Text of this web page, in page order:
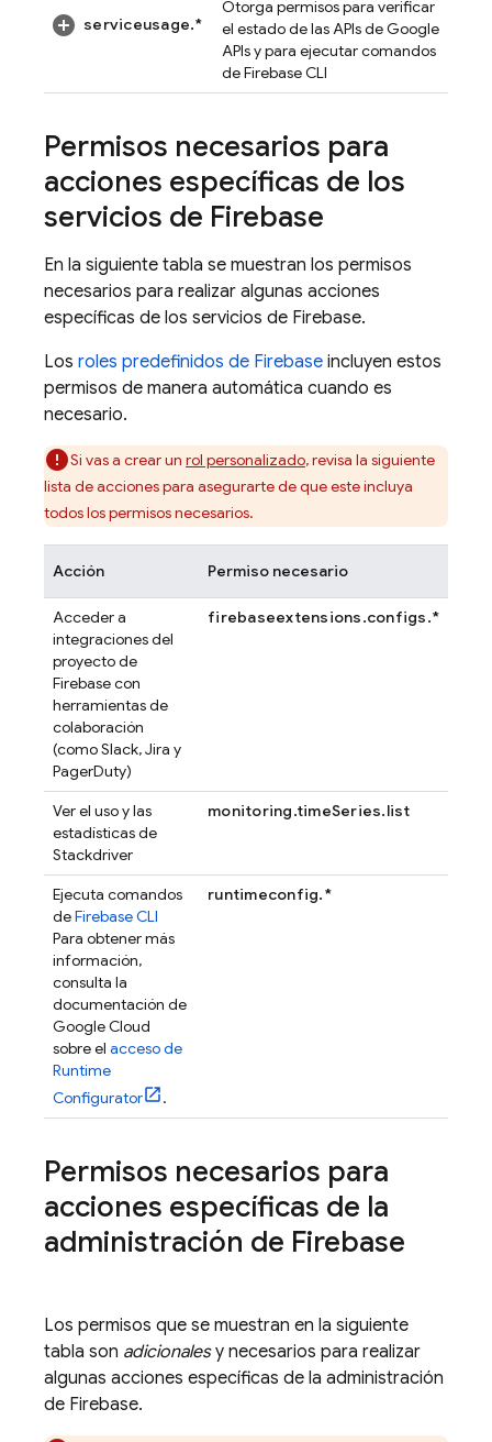
serviceusage.*
Otorga permisos para verificar
el estado de las APIs de Google
APIs y para ejecutar comandos
deFirebaseCLI
Permisos necesarios para
acciones específicas de los
servicios de Firebase
En la siguiente tabla se muestran los permisos
necesarios para realizar algunas acciones
específicas de los servicios de Firebase.
Los roles predefinidos de Firebase incluyen estos
permisos de manera automática cuando es
necesario.
Si vas a crear un rol personalizado, revisa la siguiente
lista de acciones para asegurarte de que este incluya
todos los permisos necesarios.
Acción Permiso necesario
Acceder a
integraciones del
proyecto de
Firebase con
herramientas de
colaboración
(como Slack, Jira y
PagerDuty)
firebaseextensions.configs.*
Ver el uso y las
estadísticas de
Stackdriver
monitoring.timeSeries.list
Ejecuta comandos
deFirebaseCLI
Para obtener más
información,
consulta la
documentación de
Google Cloud
sobre el acceso de
Runtime
Configurator
.
runtimeconfig.*
Permisos necesarios para
acciones específicas de la
administración de Firebase
Los permisos que se muestran en la siguiente
tabla son adicionalesy necesarios para realizar
algunas acciones específicas de la administración
de Firebase.